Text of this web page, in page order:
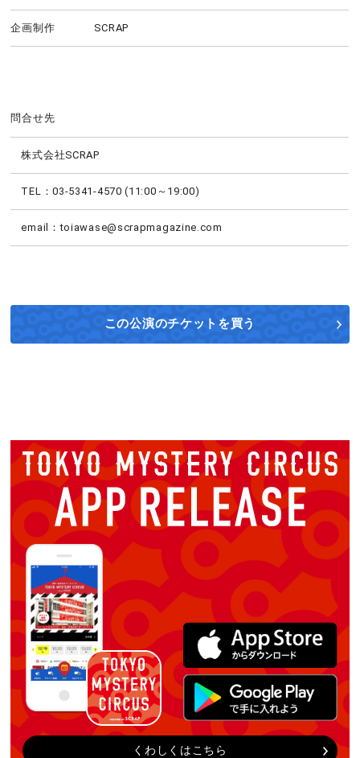
企画制作 SCRAP
問合せ先
株式会社SCRAP
TEL：03-5341-4570 (11:00～19:00)
email：toiawase@scrapmagazine.com
この公演のチケットを買う
くわしくはこちら